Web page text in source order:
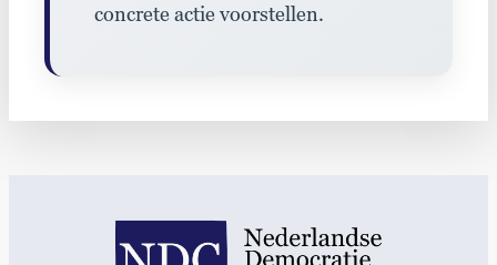
concrete actie voorstellen.